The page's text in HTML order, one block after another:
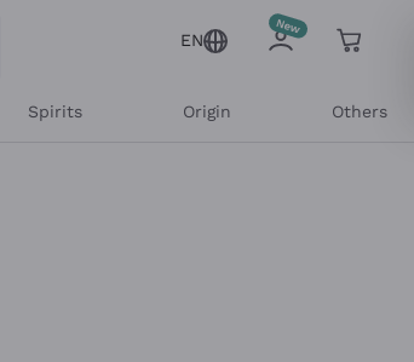
EN
Spirits Origin Others